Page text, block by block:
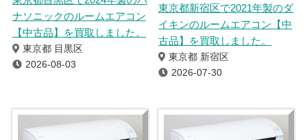
ナソニックのルームエアコン
【中古品】を買取しました。
東京都 目黒区
2026-08-03
東京都新宿区で2021年製のダ
イキンのルームエアコン【中
古品】を買取しました。
東京都 新宿区
2026-07-30